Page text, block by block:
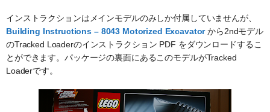
インストラクションはメインモデルのみしか付属していませんが、
Building Instructions – 8043 Motorized Excavatorから2ndモデル
のTracked Loaderのインストラクション PDF をダウンロードするこ
とができます。パッケージの裏面にあるこのモデルがTracked
Loaderです。